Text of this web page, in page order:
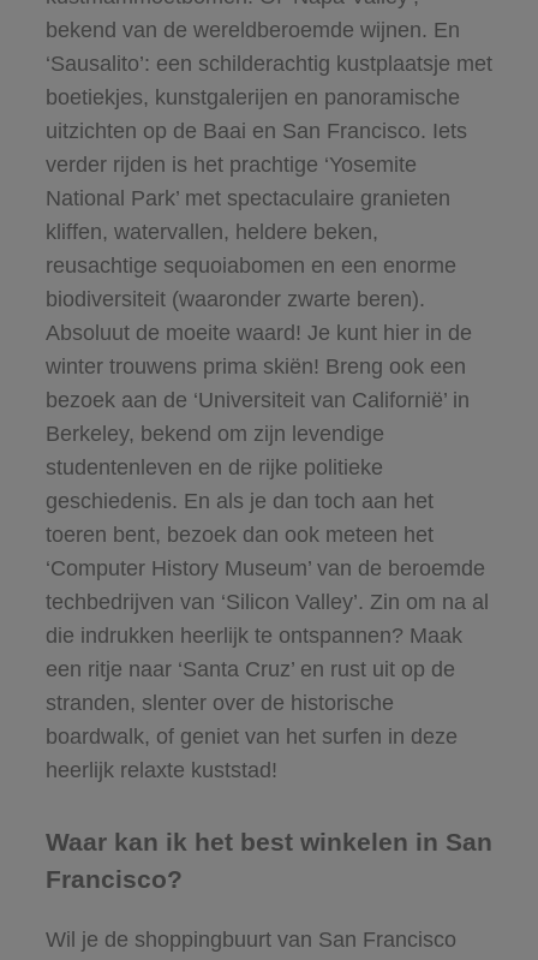
bekend van de wereldberoemde wijnen. En
‘Sausalito’: een schilderachtig kustplaatsje met
boetiekjes, kunstgalerijen en panoramische
uitzichten op de Baai en San Francisco. Iets
verder rijden is het prachtige ‘Yosemite
National Park’ met spectaculaire granieten
kliffen, watervallen, heldere beken,
reusachtige sequoiabomen en een enorme
biodiversiteit (waaronder zwarte beren).
Absoluut de moeite waard! Je kunt hier in de
winter trouwens prima skiën! Breng ook een
bezoek aan de ‘Universiteit van Californië’ in
Berkeley, bekend om zijn levendige
studentenleven en de rijke politieke
geschiedenis. En als je dan toch aan het
toeren bent, bezoek dan ook meteen het
‘Computer History Museum’ van de beroemde
techbedrijven van ‘Silicon Valley’. Zin om na al
die indrukken heerlijk te ontspannen? Maak
een ritje naar ‘Santa Cruz’ en rust uit op de
stranden, slenter over de historische
boardwalk, of geniet van het surfen in deze
heerlijk relaxte kuststad!
Waar kan ik het best winkelen in San
Francisco?
Wil je de shoppingbuurt van San Francisco